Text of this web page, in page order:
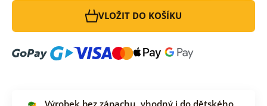
VLOŽIT DO KOŠÍKU
Výrobek bez zápachu, vhodný i do dětského